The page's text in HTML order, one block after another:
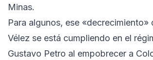
Minas.
Para algunos, ese «decrecimiento»
Vélez se está cumpliendo en el
Gustavo Petro al empobrecer a